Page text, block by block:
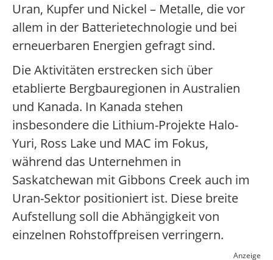
Uran, Kupfer und Nickel – Metalle, die vor
allem in der Batterietechnologie und bei
erneuerbaren Energien gefragt sind.
Die Aktivitäten erstrecken sich über
etablierte Bergbauregionen in Australien
und Kanada. In Kanada stehen
insbesondere die Lithium-Projekte Halo-
Yuri, Ross Lake und MAC im Fokus,
während das Unternehmen in
Saskatchewan mit Gibbons Creek auch im
Uran-Sektor positioniert ist. Diese breite
Aufstellung soll die Abhängigkeit von
einzelnen Rohstoffpreisen verringern.
Anzeige